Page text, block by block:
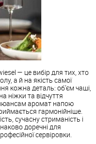
— це вибір для тих, хто
а й на якість самої
кожна деталь: об’єм чаші,
ніжки та відчуття
аромат напою
гармонійніше.
сучасну стриманість і
доречні для
сервіровки.